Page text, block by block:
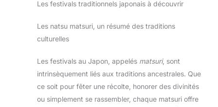
Les festivals traditionnels japonais à découvrir
Les natsu matsuri, un résumé des traditions
culturelles
Les festivals au Japon, appelés matsuri, sont
intrinsèquement liés aux traditions ancestrales. Que
ce soit pour fêter une récolte, honorer des divinités
ou simplement se rassembler, chaque matsuri offre